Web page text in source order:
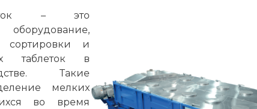
– это
сортировки и
таблеток в
Такие
мелких
во время